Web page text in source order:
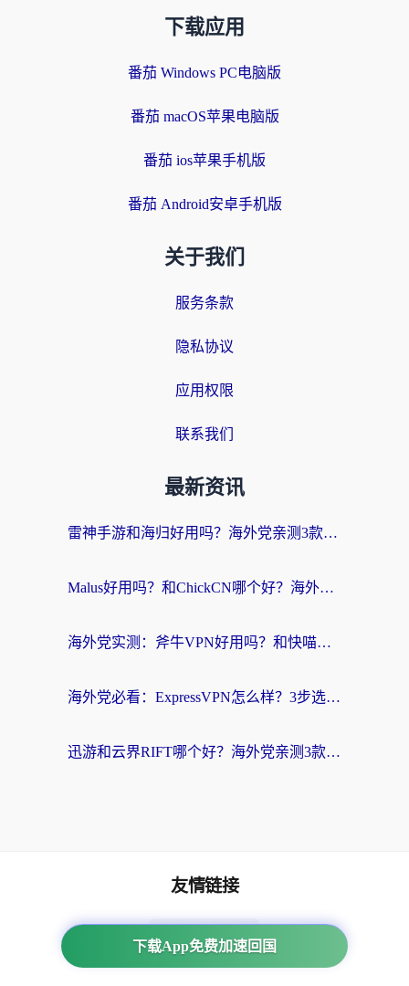
下载应用
番茄 Windows PC电脑版
番茄 macOS苹果电脑版
番茄 ios苹果手机版
番茄 Android安卓手机版
关于我们
服务条款
隐私协议
应用权限
联系我们
最新资讯
雷神手游和海归好用吗？海外党亲测3款热门回国加速器+番茄加速器深度体验
Malus好用吗？和ChickCN哪个好？海外党亲测：选对回国加速器，追剧游戏不卡顿
海外党实测：斧牛VPN好用吗？和快喵VPN对比哪个回国效果更好？附3款热门加速器深度分析
海外党必看：ExpressVPN怎么样？3步选对回国加速器，无缝刷国内剧玩手游
迅游和云界RIFT哪个好？海外党亲测3款回国加速器，教你无缝刷国内剧玩游戏
下载App免费加速回国
友情链接
海外回国加速器